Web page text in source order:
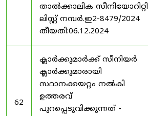
താൽക്കാലിക സീനിയോറിറ്റി
ലിസ്റ്റ് നമ്പർ.ഇ2-8479/2024
തീയതി:06.12.2024
62
ക്ലാർക്കുമാർക്ക് സീനിയർ
ക്ലാർക്കുമാരായി
സ്ഥാനക്കയറ്റം നൽകി
ഉത്തരവ്
പുറപ്പെടുവിക്കുന്നത് -